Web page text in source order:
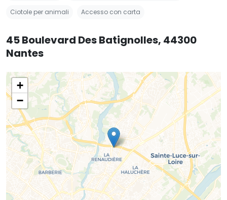
Ciotole per animali Accesso con carta
45 Boulevard Des Batignolles, 44300
Nantes
+
−